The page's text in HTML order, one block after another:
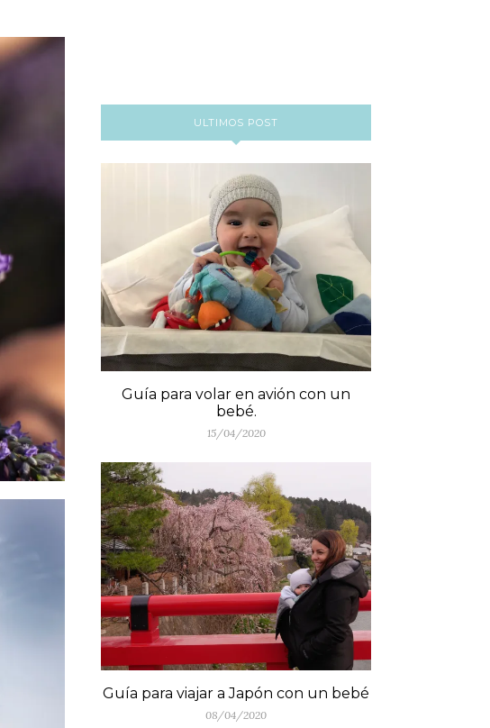
ULTIMOS POST
Guía para volar en avión con un
bebé.
15/04/2020
Guía para viajar a Japón con un bebé
08/04/2020